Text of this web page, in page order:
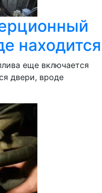
находится
еще включается
двери, вроде